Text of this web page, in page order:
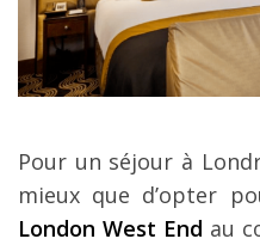
Pour un séjour à
mieux que d’opter
London West End au